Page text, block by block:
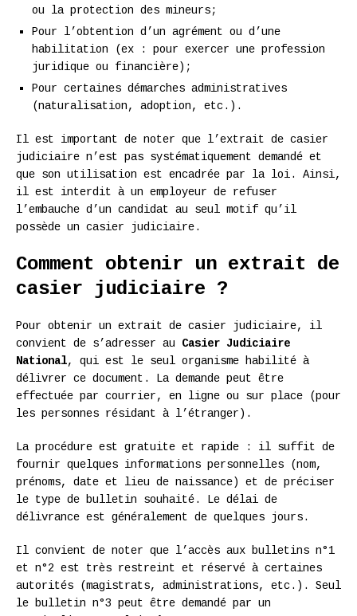
ou la protection des mineurs;
Pour l’obtention d’un agrément ou d’une
habilitation (ex : pour exercer une profession
juridique ou financière);
Pour certaines démarches administratives
(naturalisation, adoption, etc.).
Il est important de noter que l’extrait de casier
judiciaire n’est pas systématiquement demandé et
que son utilisation est encadrée par la loi. Ainsi,
il est interdit à un employeur de refuser
l’embauche d’un candidat au seul motif qu’il
possède un casier judiciaire.
Comment obtenir un extrait de
casier judiciaire ?
Pour obtenir un extrait de casier judiciaire, il
convient de s’adresser au Casier Judiciaire
National, qui est le seul organisme habilité à
délivrer ce document. La demande peut être
effectuée par courrier, en ligne ou sur place (pour
les personnes résidant à l’étranger).
La procédure est gratuite et rapide : il suffit de
fournir quelques informations personnelles (nom,
prénoms, date et lieu de naissance) et de préciser
le type de bulletin souhaité. Le délai de
délivrance est généralement de quelques jours.
Il convient de noter que l’accès aux bulletins n°1
et n°2 est très restreint et réservé à certaines
autorités (magistrats, administrations, etc.). Seul
le bulletin n°3 peut être demandé par un